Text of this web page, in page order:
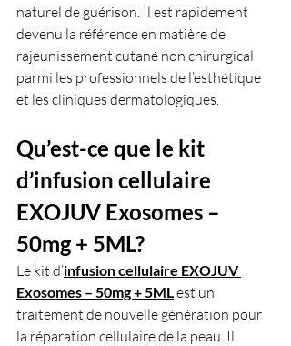
naturel de guérison. Il est rapidement
devenu la référence en matière de
rajeunissement cutané non chirurgical
parmi les professionnels de l’esthétique
et les cliniques dermatologiques.
Qu’est-ce que le kit
d’infusion cellulaire
EXOJUV Exosomes –
50mg + 5ML?
Le kit d’infusion cellulaire EXOJUV
Exosomes – 50mg + 5ML est un
traitement de nouvelle génération pour
la réparation cellulaire de la peau. Il